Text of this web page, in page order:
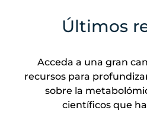
Últimos
Acceda a una gran
recursos para
sobre la
científicos que